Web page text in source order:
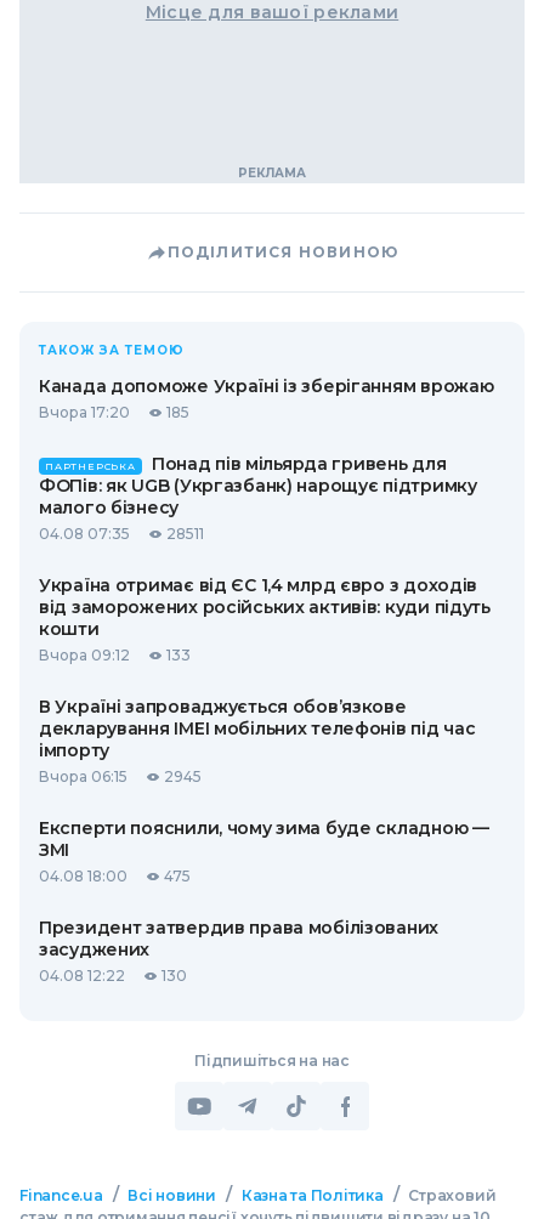
Місце для вашої реклами
ПОДІЛИТИСЯ НОВИНОЮ
ТАКОЖ ЗА ТЕМОЮ
Канада допоможе Україні із зберіганням врожаю
Вчора 17:20 185
ПАРТНЕРСЬКА
Понад пів мільярда гривень для
ФОПів: як UGB (Укргазбанк) нарощує підтримку
малого бізнесу
04.08 07:35 28511
Україна отримає від ЄС 1,4 млрд євро з доходів
від заморожених російських активів: куди підуть
кошти
Вчора 09:12 133
В Україні запроваджується обов’язкове
декларування IMEI мобільних телефонів під час
імпорту
Вчора 06:15 2945
Експерти пояснили, чому зима буде складною —
ЗМІ
04.08 18:00 475
Президент затвердив права мобілізованих
засуджених
04.08 12:22 130
Підпишіться на нас
Finance.ua / Всі новини / Казна та Політика / Страховий